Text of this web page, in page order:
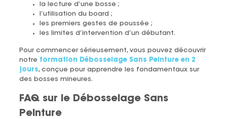
la lecture d’une bosse ;
l’utilisation du board ;
les premiers gestes de poussée ;
les limites d’intervention d’un débutant.
Pour commencer sérieusement, vous pouvez découvrir
notre formation Débosselage Sans Peinture en 2
jours, conçue pour apprendre les fondamentaux sur
des bosses mineures.
FAQ sur le Débosselage Sans
Peinture